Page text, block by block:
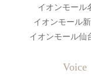
イオンモール
イオンモール
イオンモール仙
Voice